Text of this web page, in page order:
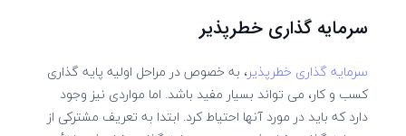
سرمایه گذاری خطرپذیر
سرمایه گذاری خطرپذیر، به خصوص در مراحل اولیه پایه گذاری
کسب و کار، می تواند بسیار مفید باشد. اما مواردی نیز وجود
دارد که باید در مورد آنها احتیاط کرد. ابتدا به تعریف مشترکی از